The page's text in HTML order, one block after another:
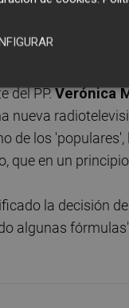
música. De
trabajado
en su lugar y
del PP.Verónica
nueva
de los
que en un
la decisión
algunas